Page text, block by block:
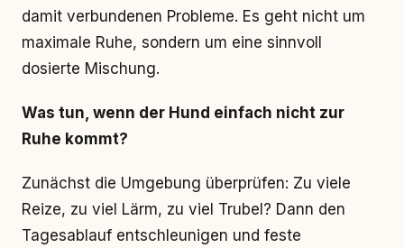
damit verbundenen Probleme. Es geht nicht um
maximale Ruhe, sondern um eine sinnvoll
dosierte Mischung.
Was tun, wenn der Hund einfach nicht zur
Ruhe kommt?
Zunächst die Umgebung überprüfen: Zu viele
Reize, zu viel Lärm, zu viel Trubel? Dann den
Tagesablauf entschleunigen und feste